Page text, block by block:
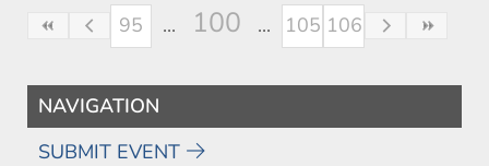
95
100 105 106
NAVIGATION
SUBMIT EVENT